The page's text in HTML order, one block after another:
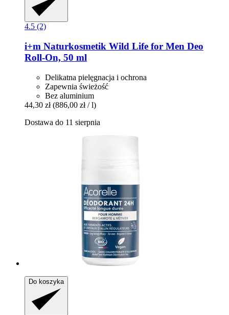
4.5 (2)
i+m Naturkosmetik Wild Life for Men Deo
Roll-​On, 50 ml
Delikatna pielęgnacja i ochrona
Zapewnia świeżość
Bez aluminium
44,30 zł (886,00 zł / l)
Dostawa do 11 sierpnia
Do koszyka